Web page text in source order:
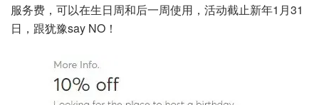
服务费，可以在生日周和后一周使用，活动截止新年1月31
日，跟犹豫say NO！